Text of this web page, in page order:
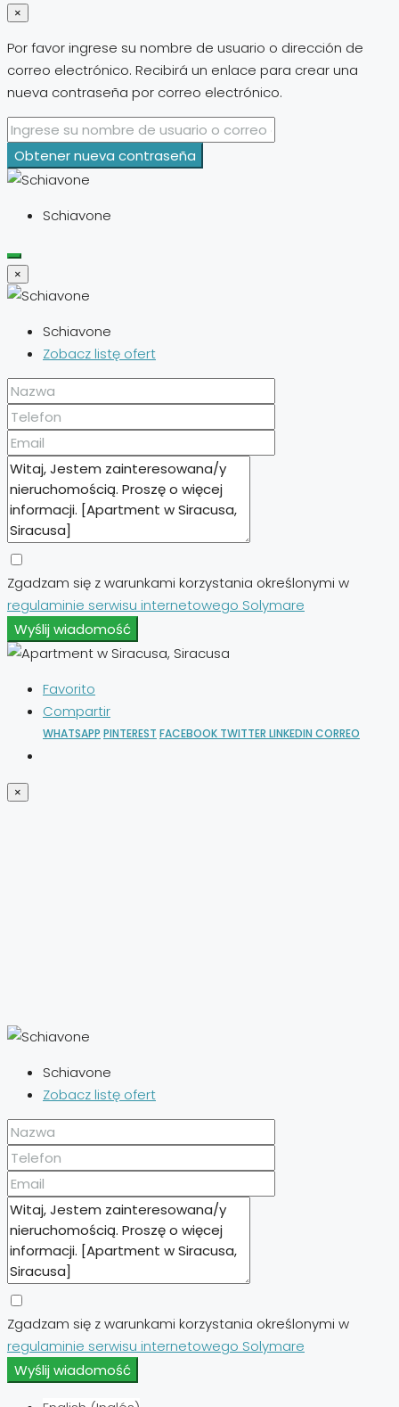
×
Por favor ingrese su nombre de usuario o dirección de
correo electrónico. Recibirá un enlace para crear una
nueva contraseña por correo electrónico.
Obtener nueva contraseña
Schiavone
×
Schiavone
Zobacz listę ofert
Zgadzam się z warunkami korzystania określonymi w
regulaminie serwisu internetowego Solymare
Wyślij wiadomość
Favorito
Compartir
WHATSAPP PINTEREST FACEBOOK TWITTER LINKEDIN CORREO
×
Schiavone
Zobacz listę ofert
Zgadzam się z warunkami korzystania określonymi w
regulaminie serwisu internetowego Solymare
Wyślij wiadomość